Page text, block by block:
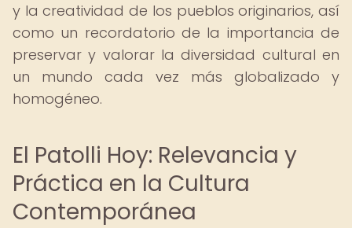
y la creatividad de los pueblos originarios, así
como un recordatorio de la importancia de
preservar y valorar la diversidad cultural en
un mundo cada vez más globalizado y
homogéneo.
El Patolli Hoy: Relevancia y
Práctica en la Cultura
Contemporánea